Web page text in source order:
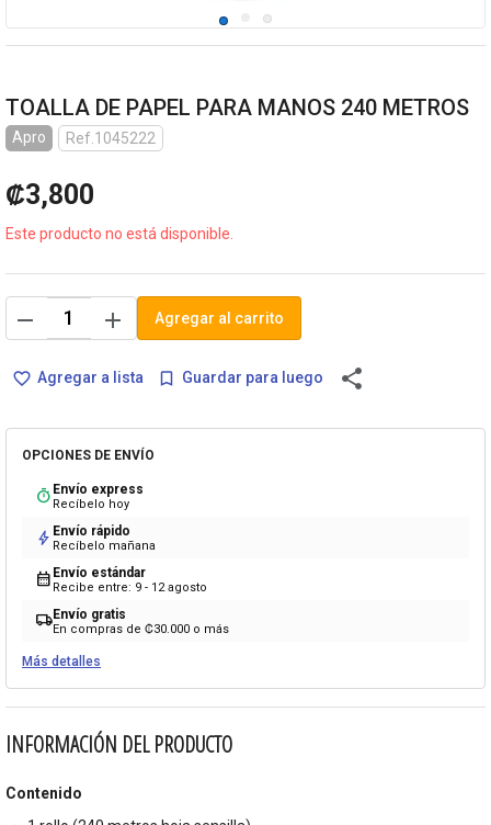
TOALLA DE PAPEL PARA MANOS 240 METROS
Apro Ref.1045222
₡3,800
Este producto no está disponible.
remove add Agregar al carrito
favorite_border Agregar a lista bookmark_border Guardar para luego share
OPCIONES DE ENVÍO
timer Envío express
Recíbelo hoy
bolt Envío rápido
Recíbelo mañana
calendar_month Envío estándar
Recibe entre: 9 - 12 agosto
local_shippingEnvío gratis
En compras de ₡30.000 o más
Más detalles
INFORMACIÓN DEL PRODUCTO
Contenido